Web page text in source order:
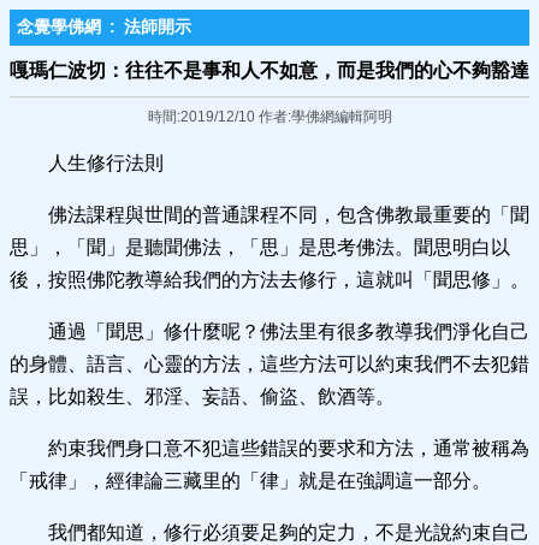
念覺學佛網 : 法師開示
嘎瑪仁波切：往往不是事和人不如意，而是我們的心不夠豁達
時間:2019/12/10 作者:學佛網編輯阿明
人生修行法則
佛法課程與世間的普通課程不同，包含佛教最重要的「聞
思」，「聞」是聽聞佛法，「思」是思考佛法。聞思明白以
後，按照佛陀教導給我們的方法去修行，這就叫「聞思修」。
通過「聞思」修什麼呢？佛法里有很多教導我們淨化自己
的身體、語言、心靈的方法，這些方法可以約束我們不去犯錯
誤，比如殺生、邪淫、妄語、偷盜、飲酒等。
約束我們身口意不犯這些錯誤的要求和方法，通常被稱為
「戒律」，經律論三藏里的「律」就是在強調這一部分。
我們都知道，修行必須要足夠的定力，不是光說約束自己